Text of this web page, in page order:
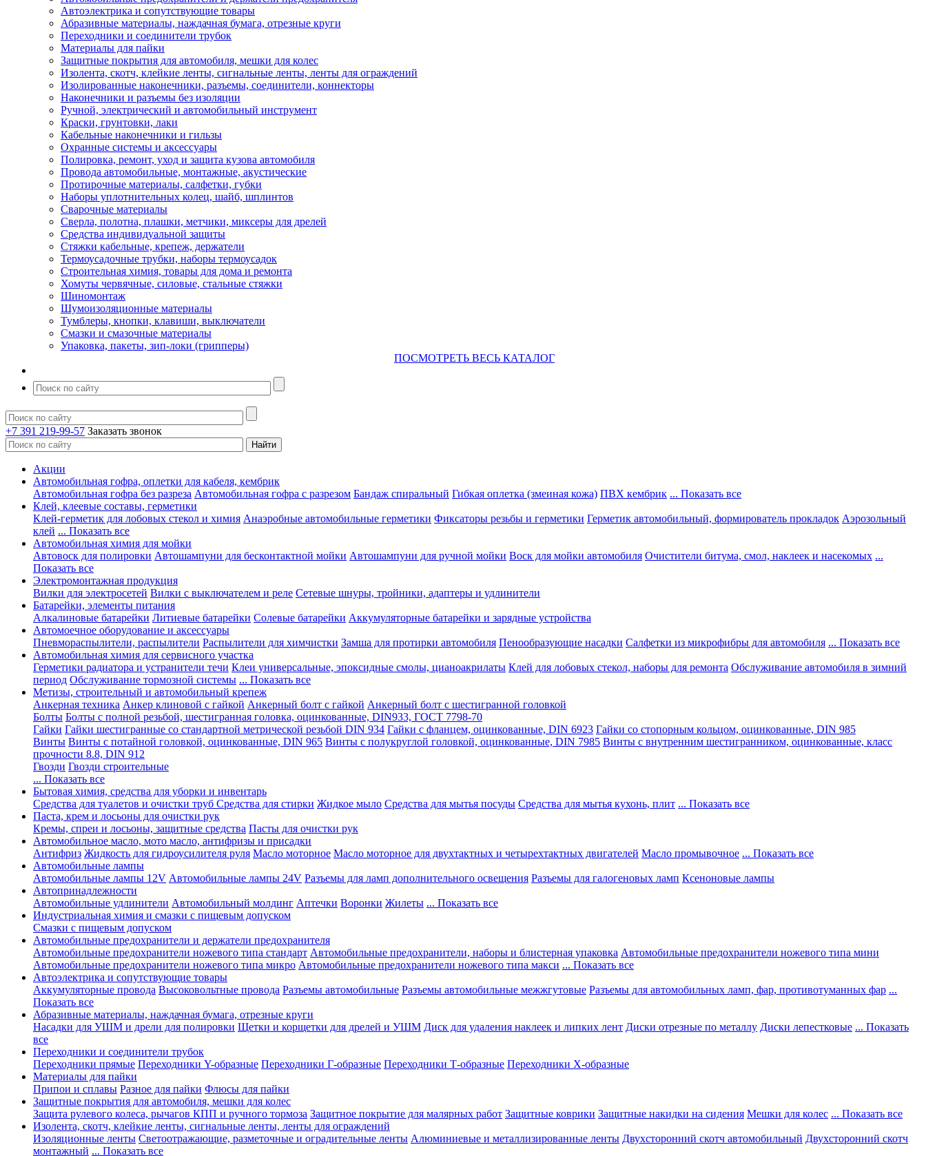
Автоэлектрика и сопутствующие товары
Абразивные материалы, наждачная бумага, отрезные круги
Переходники и соединители трубок
Материалы для пайки
Защитные покрытия для автомобиля, мешки для колес
Изолента, скотч, клейкие ленты, сигнальные ленты, ленты для ограждений
Изолированные наконечники, разъемы, соединители, коннекторы
Наконечники и разъемы без изоляции
Ручной, электрический и автомобильный инструмент
Краски, грунтовки, лаки
Кабельные наконечники и гильзы
Охранные системы и аксессуары
Полировка, ремонт, уход и защита кузова автомобиля
Провода автомобильные, монтажные, акустические
Протирочные материалы, салфетки, губки
Наборы уплотнительных колец, шайб, шплинтов
Сварочные материалы
Сверла, полотна, плашки, метчики, миксеры для дрелей
Средства индивидуальной защиты
Стяжки кабельные, крепеж, держатели
Термоусадочные трубки, наборы термоусадок
Строительная химия, товары для дома и ремонта
Хомуты червячные, силовые, стальные стяжки
Шиномонтаж
Шумоизоляционные материалы
Тумблеры, кнопки, клавиши, выключатели
Смазки и смазочные материалы
Упаковка, пакеты, зип-локи (грипперы)
ПОСМОТРЕТЬ ВЕСЬ КАТАЛОГ
+7 391 219-99-57 Заказать звонок
Акции
Автомобильная гофра, оплетки для кабеля, кембрик
Автомобильная гофра без разреза Автомобильная гофра с разрезом Бандаж спиральный Гибкая оплетка (змеиная кожа) ПВХ кембрик ... Показать все
Клей, клеевые составы, герметики
Клей-герметик для лобовых стекол и химия Анаэробные автомобильные герметики Фиксаторы резьбы и герметики Герметик автомобильный, формирователь прокладок Аэрозольный
клей ... Показать все
Автомобильная химия для мойки
Автовоск для полировки Автошампуни для бесконтактной мойки Автошампуни для ручной мойки Воск для мойки автомобиля Очистители битума, смол, наклеек и насекомых ...
Показать все
Электромонтажная продукция
Вилки для электросетей Вилки с выключателем и реле Сетевые шнуры, тройники, адаптеры и удлинители
Батарейки, элементы питания
Алкалиновые батарейки Литиевые батарейки Солевые батарейки Аккумуляторные батарейки и зарядные устройства
Автомоечное оборудование и аксессуары
Пневмораспылители, распылители Распылители для химчистки Замша для протирки автомобиля Пенообразующие насадки Салфетки из микрофибры для автомобиля ... Показать все
Автомобильная химия для сервисного участка
Герметики радиатора и устранители течи Клеи универсальные, эпоксидные смолы, цианоакрилаты Клей для лобовых стекол, наборы для ремонта Обслуживание автомобиля в зимний
период Обслуживание тормозной системы ... Показать все
Метизы, строительный и автомобильный крепеж
Анкерная техника Анкер клиновой с гайкой Анкерный болт с гайкой Анкерный болт с шестигранной головкой
Болты Болты с полной резьбой, шестигранная головка, оцинкованные, DIN933, ГОСТ 7798-70
Гайки Гайки шестигранные со стандартной метрической резьбой DIN 934 Гайки с фланцем, оцинкованные, DIN 6923 Гайки со стопорным кольцом, оцинкованные, DIN 985
Винты Винты с потайной головкой, оцинкованные, DIN 965 Винты с полукруглой головкой, оцинкованные, DIN 7985 Винты с внутренним шестигранником, оцинкованные, класс
прочности 8.8, DIN 912
Гвозди Гвозди строительные
... Показать все
Бытовая химия, средства для уборки и инвентарь
Средства для туалетов и очистки труб Средства для стирки Жидкое мыло Средства для мытья посуды Средства для мытья кухонь, плит ... Показать все
Паста, крем и лосьоны для очистки рук
Кремы, спреи и лосьоны, защитные средства Пасты для очистки рук
Автомобильное масло, мото масло, антифризы и присадки
Антифриз Жидкость для гидроусилителя руля Масло моторное Масло моторное для двухтактных и четырехтактных двигателей Масло промывочное ... Показать все
Автомобильные лампы
Автомобильные лампы 12V Автомобильные лампы 24V Разъемы для ламп дополнительного освещения Разъемы для галогеновых ламп Ксеноновые лампы
Автопринадлежности
Автомобильные удлинители Автомобильный молдинг Аптечки Воронки Жилеты ... Показать все
Индустриальная химия и смазки с пищевым допуском
Смазки с пищевым допуском
Автомобильные предохранители и держатели предохранителя
Автомобильные предохранители ножевого типа стандарт Автомобильные предохранители, наборы и блистерная упаковка Автомобильные предохранители ножевого типа мини
Автомобильные предохранители ножевого типа микро Автомобильные предохранители ножевого типа макси ... Показать все
Автоэлектрика и сопутствующие товары
Аккумуляторные провода Высоковольтные провода Разъемы автомобильные Разъемы автомобильные межжгутовые Разъемы для автомобильных ламп, фар, противотуманных фар ...
Показать все
Абразивные материалы, наждачная бумага, отрезные круги
Насадки для УШМ и дрели для полировки Щетки и корщетки для дрелей и УШМ Диск для удаления наклеек и липких лент Диски отрезные по металлу Диски лепестковые ... Показать
все
Переходники и соединители трубок
Переходники прямые Переходники Y-образные Переходники Г-образные Переходники Т-образные Переходники Х-образные
Материалы для пайки
Припои и сплавы Разное для пайки Флюсы для пайки
Защитные покрытия для автомобиля, мешки для колес
Защита рулевого колеса, рычагов КПП и ручного тормоза Защитное покрытие для малярных работ Защитные коврики Защитные накидки на сидения Мешки для колес ... Показать все
Изолента, скотч, клейкие ленты, сигнальные ленты, ленты для ограждений
Изоляционные ленты Светоотражающие, разметочные и оградительные ленты Алюминиевые и металлизированные ленты Двухсторонний скотч автомобильный Двухсторонний скотч
монтажный ... Показать все